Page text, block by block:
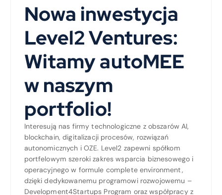
Nowa inwestycja
Level2 Ventures:
Witamy autoMEE
w naszym
portfolio!
Interesują nas firmy technologiczne z obszarów AI,
blockchain, digitalizacji procesów, rozwiązań
autonomicznych i OZE. Level2 zapewni spółkom
portfelowym szeroki zakres wsparcia biznesowego i
operacyjnego w formule complete environment,
dzięki dedykowanemu programowi rozwojowemu –
Development4Startups Program oraz współpracy z